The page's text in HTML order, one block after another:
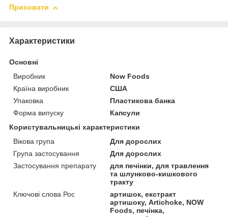
Приховати
Характеристики
Основні
Виробник
Now Foods
Країна виробник
США
Упаковка
Пластикова банка
Форма випуску
Капсули
Користувальницькі характеристики
Вікова група
Для дорослих
Група застосування
Для дорослих
Застосування препарату
для печінки, для травлення
та шлунково-кишкового
тракту
Ключові слова Рос
артишок, екстракт
артишоку, Artichoke, NOW
Foods, печінка,